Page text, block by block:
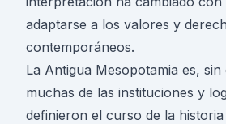
adaptarse a los valores y
contemporáneos.
La Antigua Mesopotamia es,
muchas de las instituciones y
definieron el curso de la historia